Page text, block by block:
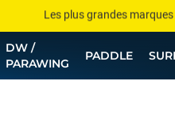
Les plus grandes
Jusqu’à -75% de remise
💰 Meilleur prix garanti —
DW /
PARAWING
PADDLE